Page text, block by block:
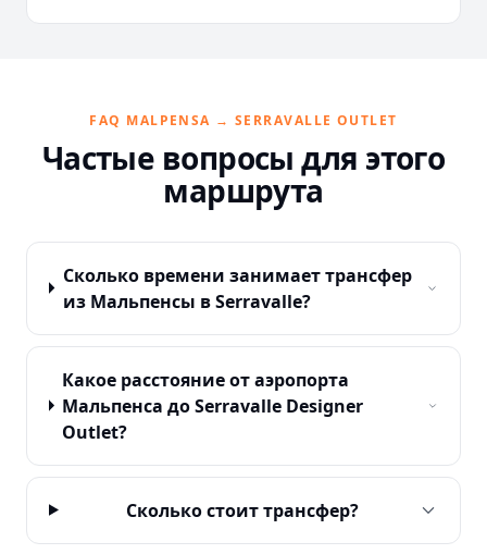
FAQ MALPENSA → SERRAVALLE OUTLET
Частые вопросы для этого
маршрута
Сколько времени занимает трансфер
из Мальпенсы в Serravalle?
Какое расстояние от аэропорта
Мальпенса до Serravalle Designer
Outlet?
Сколько стоит трансфер?